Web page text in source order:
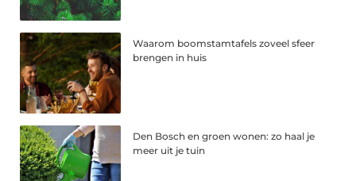
Waarom boomstamtafels zoveel sfeer
brengen in huis
Den Bosch en groen wonen: zo haal je
meer uit je tuin